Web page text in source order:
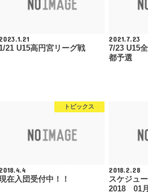
2023.1.21
1/21 U15高円宮リーグ戦
2021.7.23
7/23 U15
都予選
トピックス
2018.4.4
在入団受付中！！
2018.2.28
スケジュ
2018 01